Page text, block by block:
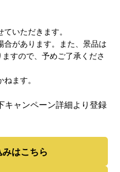
いただきます。
があります。また、景品は
すので、予めご了承くださ
ます。
キャンペーン詳細より登録
はこちら